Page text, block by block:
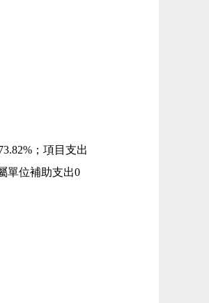
；項目支出
單位補助支出0